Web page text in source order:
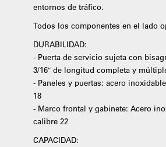
entornos de tráfico.
Todos los componentes en el lado
DURABILIDAD:
- Puerta de servicio sujeta con
3/16″ de longitud completa y
- Paneles y puertas: acero
18
- Marco frontal y gabinete: Acero
calibre 22
CAPACIDAD: